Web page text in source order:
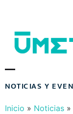
NOT
IC
IA
S
Y
E
V
E
N
T
O
S
Inicio » Noticias »